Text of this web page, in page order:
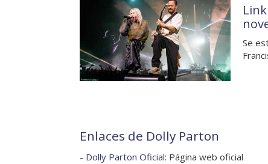
Se
Enlaces de Dolly Parton
- Dolly Parton Oficial: Página web oficial